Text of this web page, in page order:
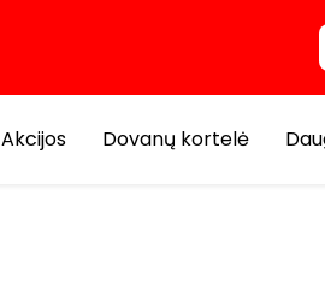
Akcijos Dovanų kortelė